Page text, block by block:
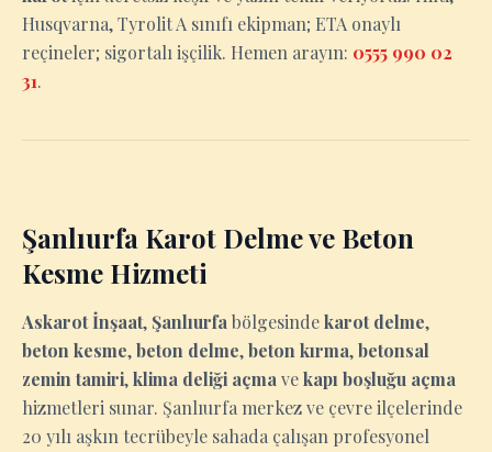
Husqvarna, Tyrolit A sınıfı ekipman; ETA onaylı
reçineler; sigortalı işçilik. Hemen arayın: 0555 990 02
31.
Şanlıurfa Karot Delme ve Beton
Kesme Hizmeti
Askarot İnşaat, Şanlıurfa bölgesindekarot delme,
beton kesme,beton delme,beton kırma,betonsal
zemin tamiri,klima deliği açma vekapı boşluğu açma
hizmetleri sunar. Şanlıurfa merkez ve çevre ilçelerinde
20 yılı aşkın tecrübeyle sahada çalışan profesyonel